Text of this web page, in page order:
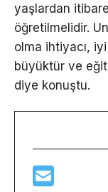
yaşlardan
öğretilmelidir.
olma ihtiyacı,
büyüktür ve
diye konuştu.